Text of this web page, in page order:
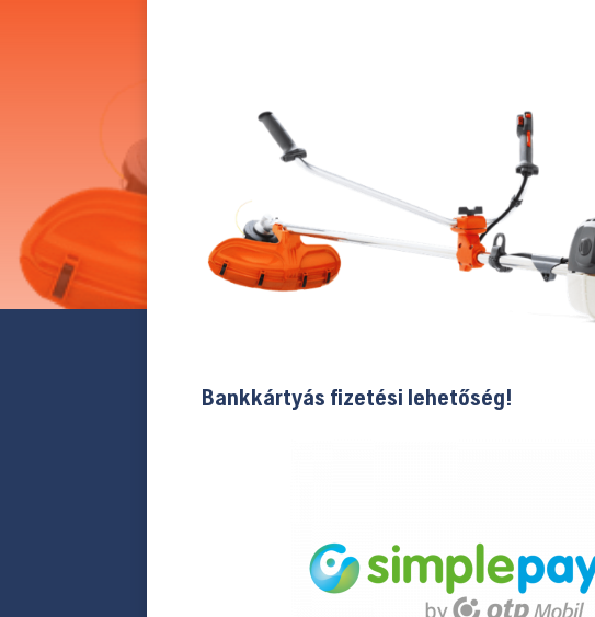
Bankkártyás fizetési lehetőség!